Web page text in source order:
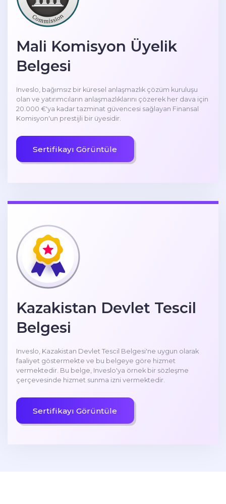
Mali Komisyon Üyelik
Belgesi
Inveslo, bağımsız bir küresel anlaşmazlık çözüm kuruluşu
olan ve yatırımcıların anlaşmazlıklarını çözerek her dava için
20.000 €'ya kadar tazminat güvencesi sağlayan Finansal
Komisyon'un prestijli bir üyesidir.
Sertifikayı Görüntüle
Kazakistan Devlet Tescil
Belgesi
Inveslo, Kazakistan Devlet Tescil Belgesi'ne uygun olarak
faaliyet göstermekte ve bu belgeye göre hizmet
vermektedir. Bu belge, Inveslo'ya örnek bir sözleşme
çerçevesinde hizmet sunma izni vermektedir.
Sertifikayı Görüntüle